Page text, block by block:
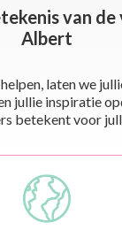
van de
Albert
laten we
inspiratie
betekent voor